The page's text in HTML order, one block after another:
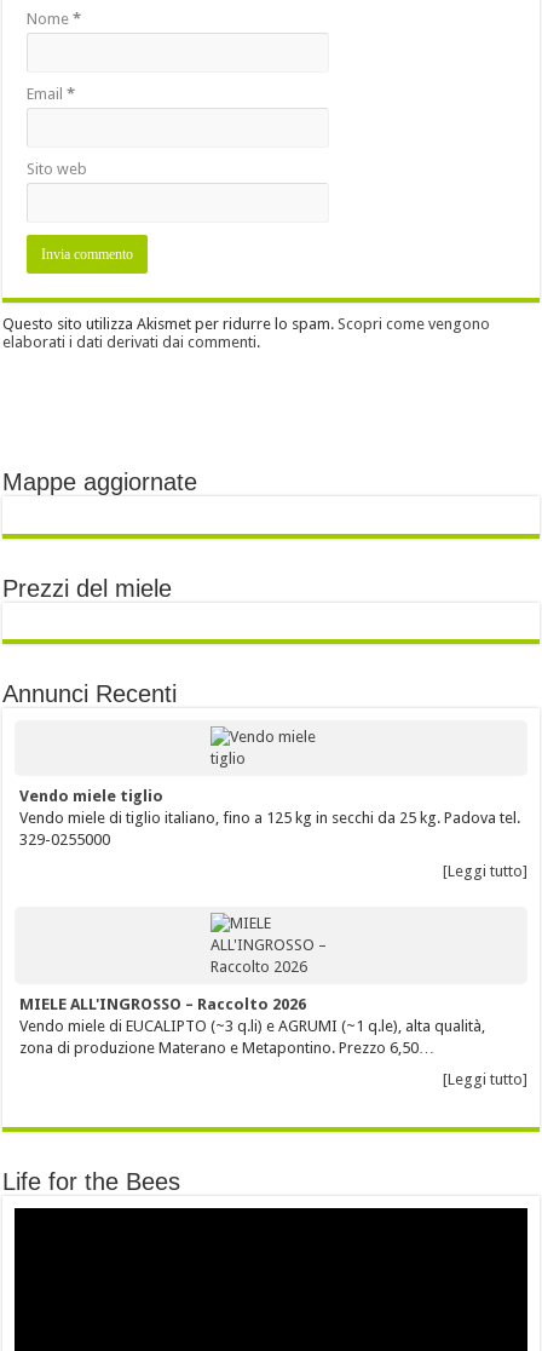
Nome*
Email*
Sito web
Questo sito utilizza Akismet per ridurre lo spam.Scopri come vengono
elaborati i dati derivati dai commenti.
Mappe aggiornate
Prezzi del miele
Annunci Recenti
Vendo miele tiglio
Vendo miele di tiglio italiano, fino a 125 kg in secchi da 25 kg. Padova tel.
329-0255000
[Leggi tutto]
MIELE ALL'INGROSSO – Raccolto 2026
Vendo miele di EUCALIPTO (~3 q.li) e AGRUMI (~1 q.le), alta qualità,
zona di produzione Materano e Metapontino. Prezzo 6,50…
[Leggi tutto]
Life for the Bees